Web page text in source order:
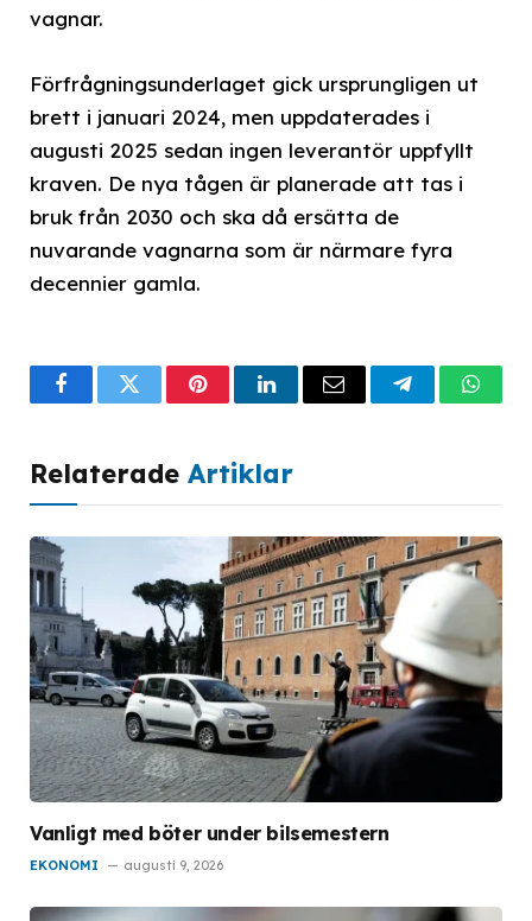
vagnar.
Förfrågningsunderlaget gick ursprungligen ut
brett i januari 2024, men uppdaterades i
augusti 2025 sedan ingen leverantör uppfyllt
kraven. De nya tågen är planerade att tas i
bruk från 2030 och ska då ersätta de
nuvarande vagnarna som är närmare fyra
decennier gamla.
FacebookTwitterPinterestLinkedInEmail Telegram
Relaterade Artiklar
Vanligt med böter under bilsemestern
EKONOMI augusti 9, 2026